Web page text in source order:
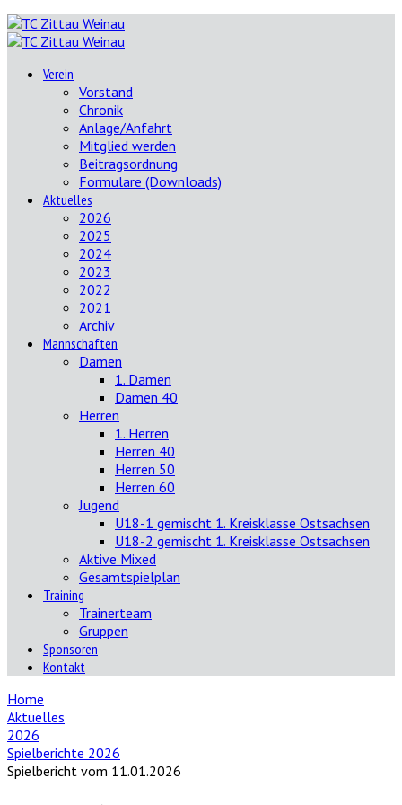
Verein
Vorstand
Chronik
Anlage/Anfahrt
Mitglied werden
Beitragsordnung
Formulare (Downloads)
Aktuelles
2026
2025
2024
2023
2022
2021
Archiv
Mannschaften
Damen
1. Damen
Damen 40
Herren
1. Herren
Herren 40
Herren 50
Herren 60
Jugend
U18-1 gemischt 1. Kreisklasse Ostsachsen
U18-2 gemischt 1. Kreisklasse Ostsachsen
Aktive Mixed
Gesamtspielplan
Training
Trainerteam
Gruppen
Sponsoren
Kontakt
Home
Aktuelles
2026
Spielberichte 2026
Spielbericht vom 11.01.2026